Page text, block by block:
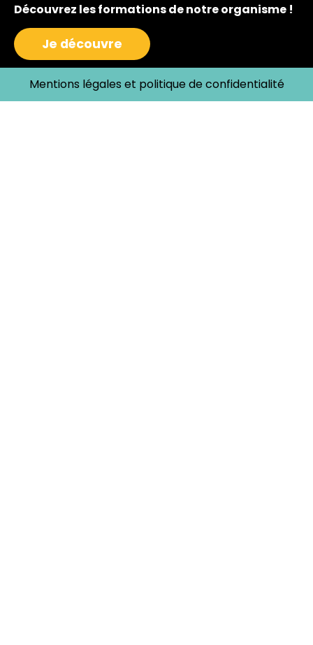
Découvrez les formations de notre organisme !
Je découvre
Mentions légales et politique de confidentialité